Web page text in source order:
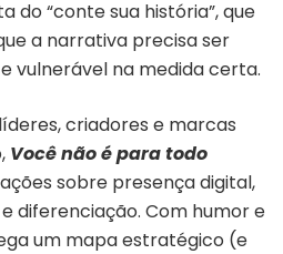
do “conte sua história”, que
a narrativa precisa ser
vulnerável na medida certa.
criadores e marcas
Você não é para todo
sobre presença digital,
diferenciação. Com humor e
um mapa estratégico (e